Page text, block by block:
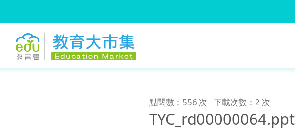
點閱數：556 次 下載次數：2 次
TYC_rd00000064.ppt